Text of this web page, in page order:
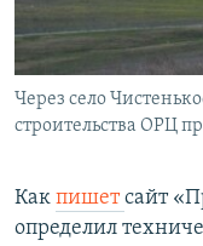
Через село
строительства ОРЦ
Как пишетсайт
определил